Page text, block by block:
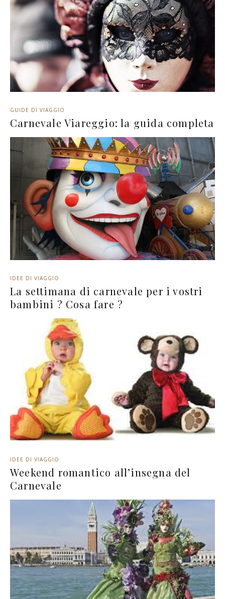
GUIDE DI VIAGGIO
Carnevale Viareggio: la guida completa
IDEE DI VIAGGIO
La settimana di carnevale per i vostri
bambini ? Cosa fare ?
IDEE DI VIAGGIO
Weekend romantico all’insegna del
Carnevale